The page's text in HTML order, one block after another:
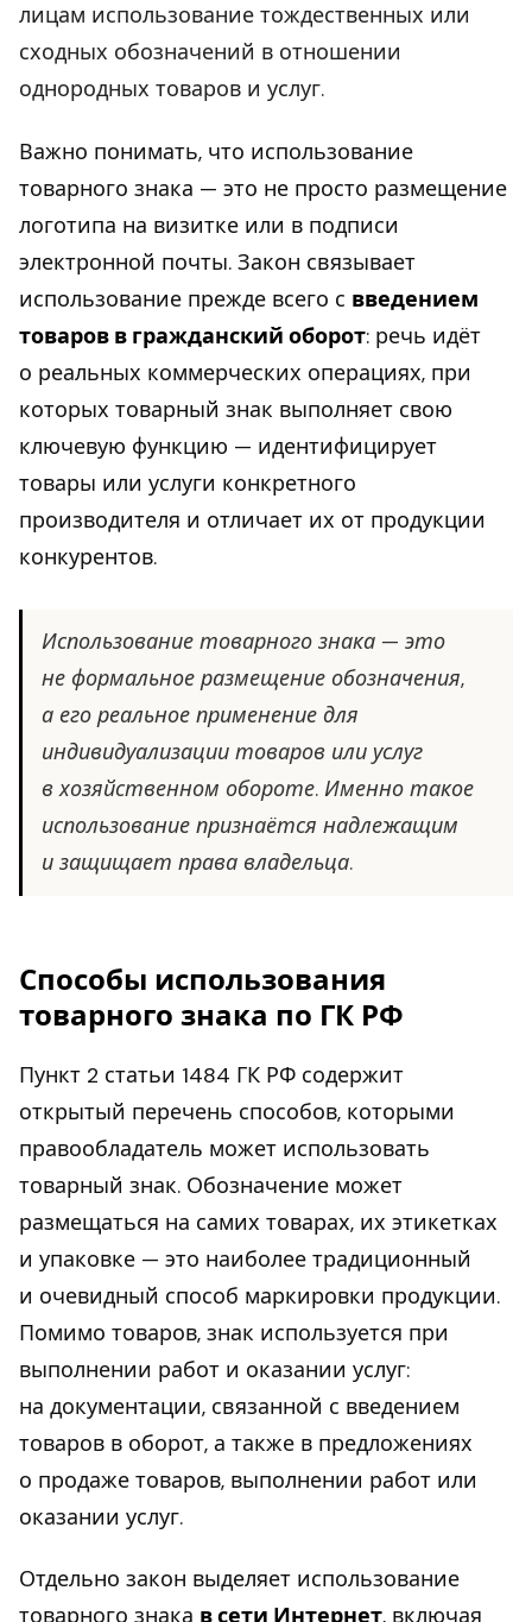
лицам использование тождественных или
сходных обозначений в отношении
однородных товаров и услуг.
Важно понимать, что использование
товарного знака — это не просто размещение
логотипа на визитке или в подписи
электронной почты. Закон связывает
использование прежде всего с введением
товаров в гражданский оборот: речь идёт
о реальных коммерческих операциях, при
которых товарный знак выполняет свою
ключевую функцию — идентифицирует
товары или услуги конкретного
производителя и отличает их от продукции
конкурентов.
Использование товарного знака — это
не формальное размещение обозначения,
а его реальное применение для
индивидуализации товаров или услуг
в хозяйственном обороте. Именно такое
использование признаётся надлежащим
и защищает права владельца.
Способы использования
товарного знака по ГК РФ
Пункт 2 статьи 1484 ГК РФ содержит
открытый перечень способов, которыми
правообладатель может использовать
товарный знак. Обозначение может
размещаться на самих товарах, их этикетках
и упаковке — это наиболее традиционный
и очевидный способ маркировки продукции.
Помимо товаров, знак используется при
выполнении работ и оказании услуг:
на документации, связанной с введением
товаров в оборот, а также в предложениях
о продаже товаров, выполнении работ или
оказании услуг.
Отдельно закон выделяет использование